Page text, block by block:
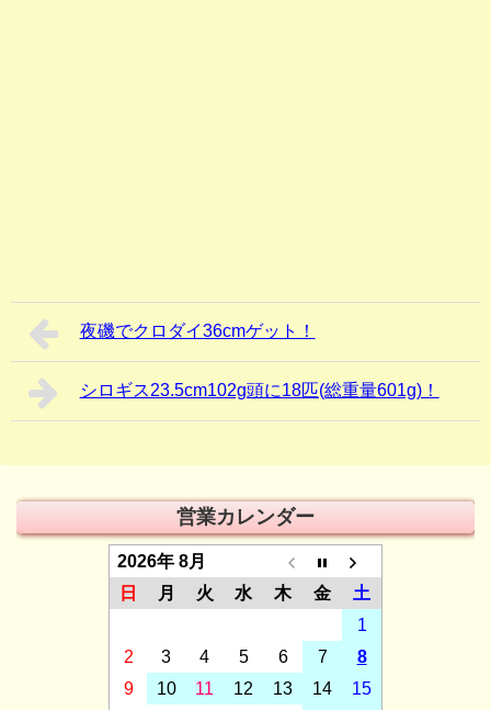
夜磯でクロダイ36cmゲット！
シロギス23.5cm102g頭に18匹(総重量601g)！
営業カレンダー
2026年 8月
日
月 火 水 木 金
土
1
2
3 4 5 6 7
8
9
10 11 12 13 14
15